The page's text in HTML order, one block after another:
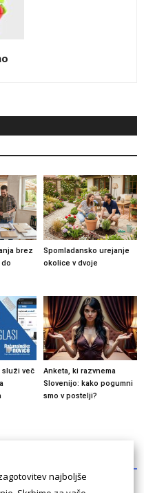
brez
Spomladansko urejanje
okolice v dvoje
služi več
Anketa, ki razvnema
Slovenijo: kako pogumni
smo v postelji?
najboljše